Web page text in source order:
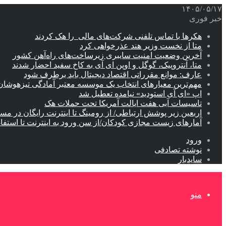
۱۴۰۵/۰۵/۱۷
خبر فوری
هکرها با تماس تلفنی شرکت‌های مالی را هک کردند
متا از نخست وزیر هند عذرخواهی کرد
آخرین وضعیت امنیت سایبری زیرساخت‌های راه‌آهن کشور
متا، آنتروپیک، گوگل و اوپن ای آی به کاخ سفید احضار شدند
عارف: موانع مقرراتی اقتصاد دیجیتال باید برطرف شود
مهم‌ترین معیارهای انتخاب یک موسسه معتبر آمادگی
اپ «ای آی استودید» نیامده تعطیل شد
تاسیسات آبی هفت ایالت آمریکا تحت حملات هک
اربعین زیر پوشش ارتباطی/ از رومینگ تا اینترنت رایگان در
آمارهای زیست مجازی کودکان/از سن ورود به اینترنت تا
ورود
نوشته تصادفی
سایدبار
منو